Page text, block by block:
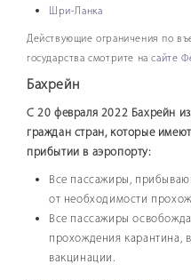
Тур.
Личный
Шри-Ланка
Действующие ограничения по
государства смотрите насайте
Бахрейн
С 20 февраля 2022 Бахрейн
граждан стран, которые
прибытии в аэропорту:
Все пассажиры,
от необходимости
Все пассажиры
прохождения карантина,
вакцинации.